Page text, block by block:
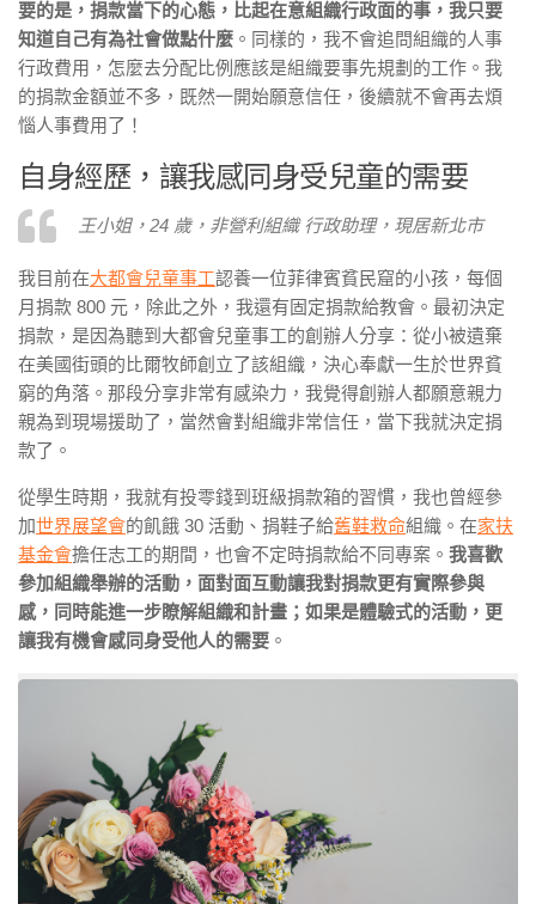
要的是，捐款當下的心態，比起在意組織行政面的事，我只要
知道自己有為社會做點什麼 。同樣的，我不會追問組織的人事
行政費用，怎麼去分配比例應該是組織要事先規劃的工作。我
的捐款金額並不多，既然一開始願意信任，後續就不會再去煩
惱人事費用了！
自身經歷，讓我感同身受兒童的需要
王小姐，24 歲，非營利組織 行政助理，現居新北市
我目前在大都會兒童事工認養一位菲律賓貧民窟的小孩，每個
月捐款 800 元，除此之外，我還有固定捐款給教會。最初決定
捐款，是因為聽到大都會兒童事工的創辦人分享：從小被遺棄
在美國街頭的比爾牧師創立了該組織，決心奉獻一生於世界貧
窮的角落。那段分享非常有感染力，我覺得創辦人都願意親力
親為到現場援助了，當然會對組織非常信任，當下我就決定捐
款了。
從學生時期，我就有投零錢到班級捐款箱的習慣，我也曾經參
加世界展望會的飢餓 30 活動、捐鞋子給舊鞋救命組織。在家扶
基金會擔任志工的期間，也會不定時捐款給不同專案。 我喜歡
參加組織舉辦的活動，面對面互動讓我對捐款更有實際參與
感，同時能進一步瞭解組織和計畫；如果是體驗式的活動，更
讓我有機會感同身受他人的需要 。